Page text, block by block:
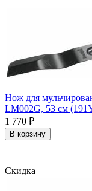
Нож для
LM002G, 53 см
1 770 ₽
В корзину
Скидка